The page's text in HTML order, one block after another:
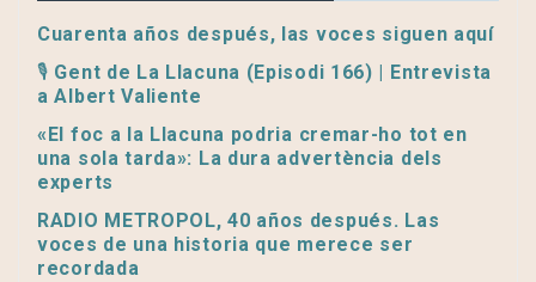
Cuarenta años después, las voces siguen aquí
🎙️ Gent de La Llacuna (Episodi 166) | Entrevista
a Albert Valiente
«El foc a la Llacuna podria cremar-ho tot en
una sola tarda»: La dura advertència dels
experts
RADIO METROPOL, 40 años después. Las
voces de una historia que merece ser
recordada